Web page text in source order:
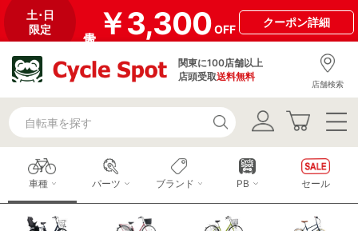
土･日
限定
￥3,300OFF
クーポン詳細
関東に100店舗以上
店頭受取送料無料
店舗検索
車種 パーツ ブランド PB セール